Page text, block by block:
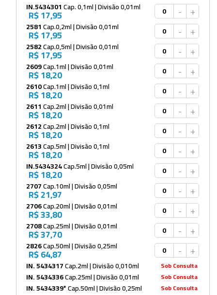
IN.5434301Cap. 0,1ml | Divisão 0,01ml
R$ 17,95 - +
2581Cap.0,2ml | Divisão 0,01ml
R$ 17,95 - +
2582Cap.0,5ml | Divisão 0,01ml
R$ 17,95 - +
2609Cap.1ml | Divisão 0,01ml
R$ 18,20 - +
2610Cap.1ml | Divisão 0,1ml
R$ 18,20 - +
2611Cap.2ml | Divisão 0,01ml
R$ 18,20 - +
2612Cap.2ml | Divisão 0,1ml
R$ 18,20 - +
2613Cap.5ml | Divisão 0,1ml
R$ 18,20 - +
IN.5434324Cap.5ml | Divisão 0,05ml
R$ 18,20 - +
2707Cap.10ml | Divisão 0,05ml
R$ 21,97 - +
2706Cap.20ml | Divisão 0,01ml
R$ 33,80 - +
2708Cap.25ml | Divisão 0,01ml
R$ 37,70 - +
2826Cap.50ml | Divisão 0,25ml
R$ 64,87 - +
IN. 5434317Cap.2ml | Divisão 0,010ml Sob Consulta
IN. 5434336Cap.25ml | Divisão 0,01ml Sob Consulta
IN. 5434339*Cap.50ml | Divisão 0,25ml Sob Consulta